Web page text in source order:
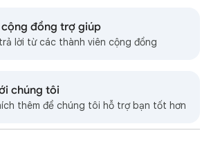
đồng trợ giúp
lời từ các thành viên cộng đồng
chúng tôi
thêm để chúng tôi hỗ trợ bạn tốt hơn